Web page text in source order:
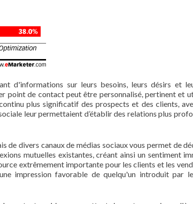
d'informations sur leurs besoins, leurs désirs et
point de contact peut être personnalisé, pertinent et
plus significatif des prospects et des clients,
leur permettaient d’établir des relations plus
de divers canaux de médias sociaux vous permet de
mutuelles existantes, créant ainsi un sentiment
extrêmement importante pour les clients et les
impression favorable de quelqu'un introduit par